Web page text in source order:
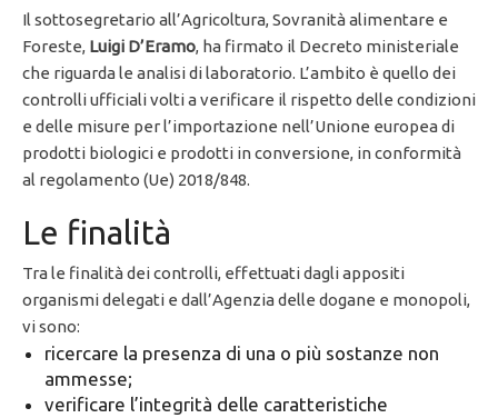
Il sottosegretario all’Agricoltura, Sovranità alimentare e
Foreste, Luigi D’Eramo, ha firmato il Decreto ministeriale
che riguarda le analisi di laboratorio. L’ambito è quello dei
controlli ufficiali volti a verificare il rispetto delle condizioni
e delle misure per l’importazione nell’Unione europea di
prodotti biologici e prodotti in conversione, in conformità
al regolamento (Ue) 2018/848.
Le finalità
Tra le finalità dei controlli, effettuati dagli appositi
organismi delegati e dall’Agenzia delle dogane e monopoli,
vi sono:
ricercare la presenza di una o più sostanze non
ammesse;
verificare l’integrità delle caratteristiche